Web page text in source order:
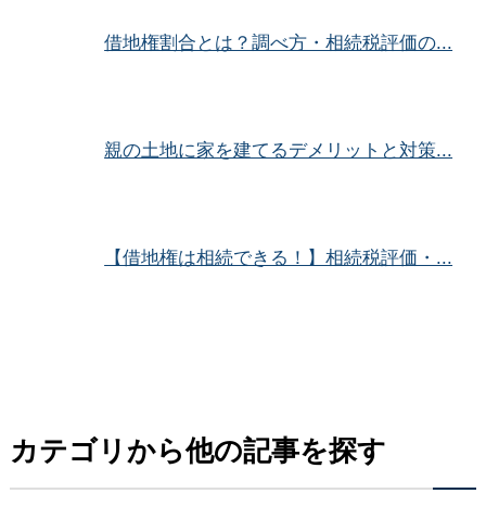
借地権割合とは？調べ方・相続税評価の...
親の土地に家を建てるデメリットと対策...
【借地権は相続できる！】相続税評価・...
カテゴリから他の記事を探す